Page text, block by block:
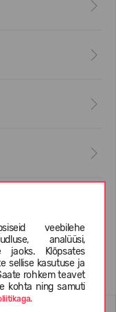
veebilehe
analüüsi,
jaoks. Klõpsates
sellise kasutuse ja
rohkem teavet
kohta ning samuti